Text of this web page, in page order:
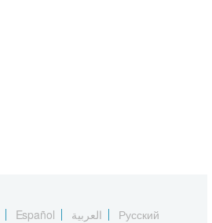
Español العربية Русский